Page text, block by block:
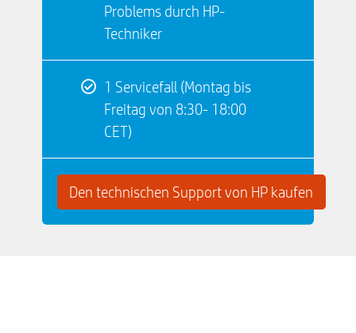
Problems durch HP-
Techniker
1 Servicefall (Montag bis
Freitag von 8:30- 18:00
CET)
Den technischen Support von HP kaufen